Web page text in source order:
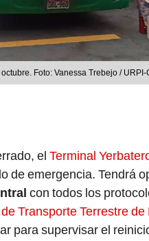
Foto: Vanessa Trebejo / URPI-
el Terminal
de emergencia. Tendrá
con todos los
Transporte Terrestre
para supervisar el